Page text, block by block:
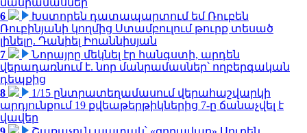
6
Խստորեն դատապարտում եմ Ռուբեն
Ռուբինյանի կողմից Ստամբուլում թուրք տեսած
լինելը. Դանիել Իոաննիսյան
7
Նորայրը մեկնել էր հանգստի, արդեն
վերադառնում է. նոր մանրամասներ՝ ողբերգական
դեպքից
8
1/15 ընտրատեղամասում վերահաշվարկի
արդյունքում 19 քվեաթերթիկներից 7-ը ճանաչվել է
վավեր